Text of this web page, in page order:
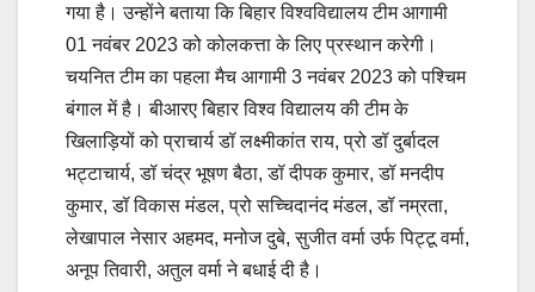
गया है। उन्होंने बताया कि बिहार विश्वविद्यालय टीम आगामी
01 नवंबर 2023 को कोलकत्ता के लिए प्रस्थान करेगी।
चयनित टीम का पहला मैच आगामी 3 नवंबर 2023 को पश्चिम
बंगाल में है। बीआरए बिहार विश्व विद्यालय की टीम के
खिलाड़ियों को प्राचार्य डॉ लक्ष्मीकांत राय, प्रो डॉ दुर्बादल
भट्टाचार्य, डॉ चंद्र भूषण बैठा, डॉ दीपक कुमार, डॉ मनदीप
कुमार, डॉ विकास मंडल, प्रो सच्चिदानंद मंडल, डॉ नम्रता,
लेखापाल नेसार अहमद, मनोज दुबे, सुजीत वर्मा उर्फ पिट्टू वर्मा,
अनूप तिवारी, अतुल वर्मा ने बधाई दी है।